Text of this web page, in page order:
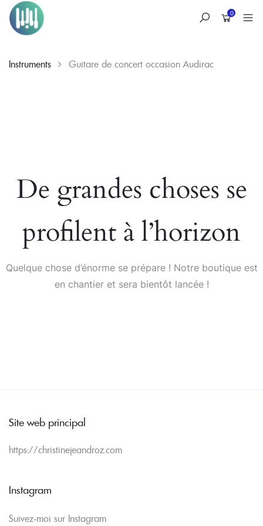
0
Instruments Guitare de concert occasion Audirac
De grandes choses se
profilent à l’horizon
Quelque chose d’énorme se prépare ! Notre boutique est
en chantier et sera bientôt lancée !
Site web principal
https://christinejeandroz.com
Instagram
Suivez-moi sur Instagram